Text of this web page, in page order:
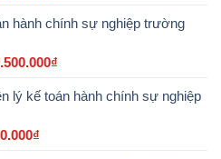
từ
hành chính sự nghiệp trường
₫
từ
lý kế toán hành chính sự nghiệp
₫